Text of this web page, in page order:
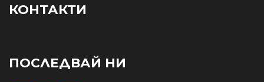
КОНТАКТИ
ПОСЛЕДВАЙ НИ